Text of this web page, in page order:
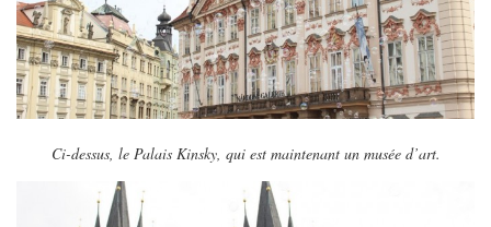
ME CONTACTER
A PROPOS
PARUTIONS ET PARTENARIATS
Ci-dessus, le Palais Kinsky, qui est maintenant un musée d’art.